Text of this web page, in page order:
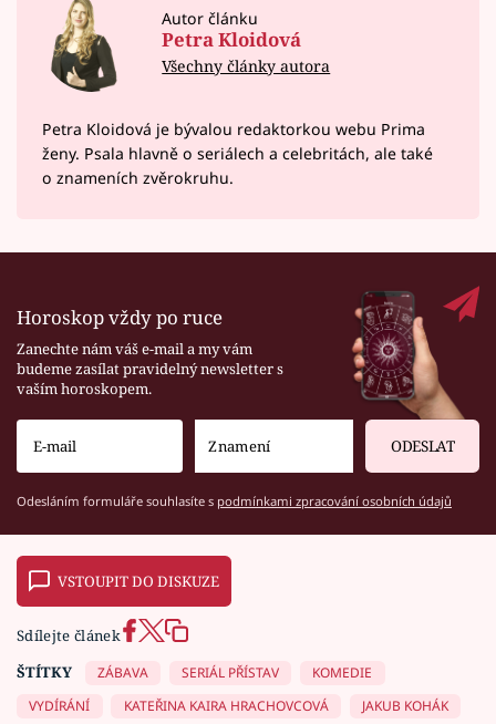
Autor článku
Petra Kloidová
Všechny články autora
Petra Kloidová je bývalou redaktorkou webu Prima
ženy. Psala hlavně o seriálech a celebritách, ale také
o znameních zvěrokruhu.
Horoskop vždy po ruce
Zanechte nám váš e-mail a my vám
budeme zasílat pravidelný newsletter s
vaším horoskopem.
ODESLAT
Odesláním formuláře souhlasíte s podmínkami zpracování osobních údajů
VSTOUPIT DO DISKUZE
Sdílejte článek
ŠTÍTKY
ZÁBAVA SERIÁL PŘÍSTAV
KOMEDIE
VYDÍRÁNÍ
KATEŘINA KAIRA HRACHOVCOVÁ JAKUB KOHÁK